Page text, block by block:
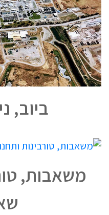
ביוב,
משאבות,